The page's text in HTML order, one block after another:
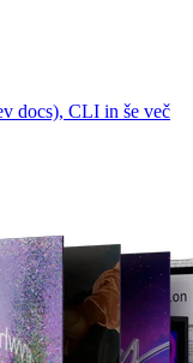
docs), CLI in še več